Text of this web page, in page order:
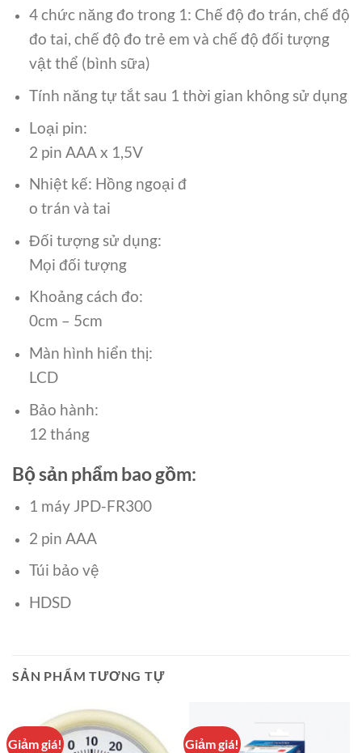
4 chức năng đo trong 1: Chế độ đo trán, chế độ
đo tai, chế độ đo trẻ em và chế độ đối tượng
vật thể (bình sữa)
Tính năng tự tắt sau 1 thời gian không sử dụng
Loại pin:
2 pin AAA x 1,5V
Nhiệt kế: Hồng ngoại đ
o trán và tai
Đối tượng sử dụng:
Mọi đối tượng
Khoảng cách đo:
0cm – 5cm
Màn hình hiển thị:
LCD
Bảo hành:
12 tháng
Bộ sản phẩm bao gồm:
1 máy JPD-FR300
2 pin AAA
Túi bảo vệ
HDSD
SẢN PHẨM TƯƠNG TỰ
Giảm giá! Giảm giá!